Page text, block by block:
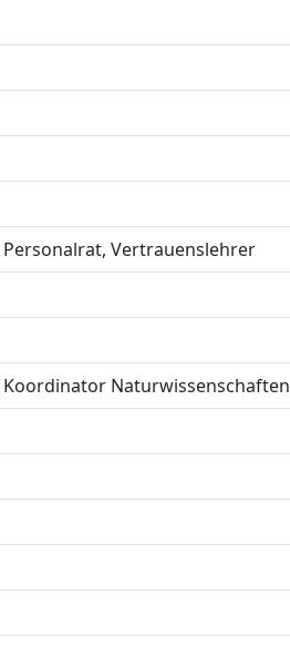
Personalrat, Vertrauenslehrer
Koordinator Naturwissenschaften